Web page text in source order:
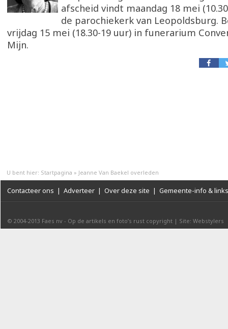
afscheid vindt maandag 18 mei
de parochiekerk van Leopoldsburg.
vrijdag 15 mei (18.30-19 uur) in funerarium
Mijn.
U bent hier: Startpagina » Jeanne Van Baekel overleden
Contacteer ons | Adverteer | Over deze site | Gemeente-info & links
© 2004-2013 Faes nv - Op de artikels en foto’s rust copyright | Site: Webstylers